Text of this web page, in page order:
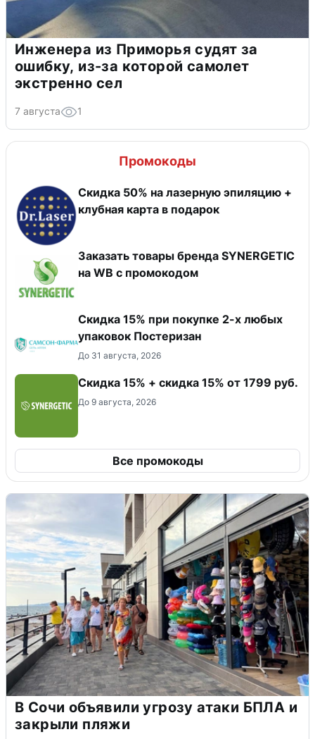
Инженера из Приморья судят за
ошибку, из-за которой самолет
экстренно сел
7 августа 1
Промокоды
Скидка 50% на лазерную эпиляцию +
клубная карта в подарок
Заказать товары бренда SYNERGETIC
на WB с промокодом
Скидка 15% при покупке 2-х любых
упаковок Постеризан
До 31 августа, 2026
Скидка 15% + скидка 15% от 1799 руб.
До 9 августа, 2026
Все промокоды
В Сочи объявили угрозу атаки БПЛА и
закрыли пляжи